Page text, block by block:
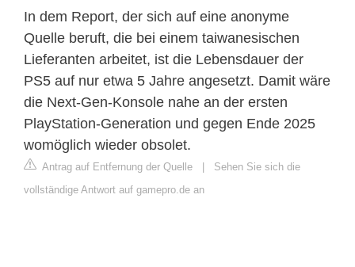
In dem Report, der sich auf eine anonyme
Quelle beruft, die bei einem taiwanesischen
Lieferanten arbeitet, ist die Lebensdauer der
PS5 auf nur etwa 5 Jahre angesetzt. Damit wäre
die Next-Gen-Konsole nahe an der ersten
PlayStation-Generation und gegen Ende 2025
womöglich wieder obsolet.
Antrag auf Entfernung der Quelle | Sehen Sie sich die
vollständige Antwort auf gamepro.de an